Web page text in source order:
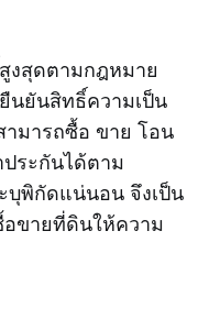
งสุดตามกฎหมาย
นยันสิทธิ์ความเป็น
มารถซื้อ ขาย โอน
ระกันได้ตาม
บุพิกัดแน่นอน จึงเป็น
ขายที่ดินให้ความ